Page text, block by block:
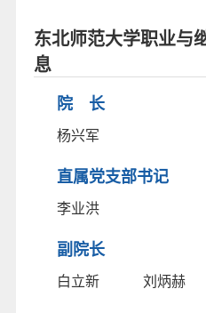
东北师范大学职业与
息
院 长
杨兴军
直属党支部书记
李业洪
副院长
白立新 刘炳赫